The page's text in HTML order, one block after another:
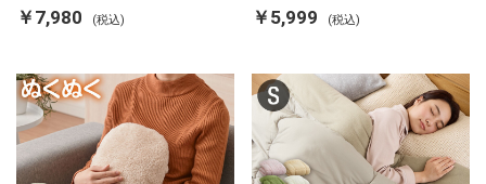
両面ヒーター タイマー付き SP-
FRS01 マットブラック シンプラ
￥7,980 (税込)
カルキ抜き 空焚き防止 温度調節
軽量 SP-PD22 シンプラス
￥5,999 (税込)